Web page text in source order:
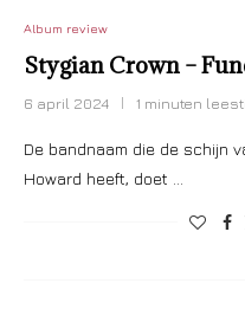
Album review
Stygian Crown –
6 april 2024 1 minuten
De bandnaam die de schijn
Howard heeft, doet …